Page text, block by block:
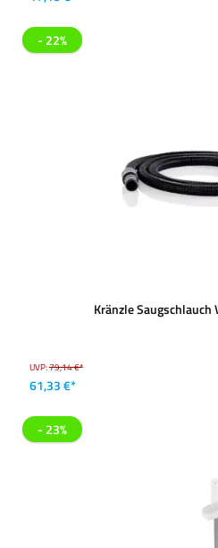
- 22%
Kränzle Saugschlauch
UVP:79,14 €*
61,33 €*
- 23%